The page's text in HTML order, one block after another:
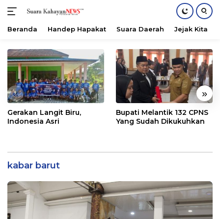
konten
Beranda Handep Hapakat Suara Daerah Jejak Kita
« »
Gerakan Langit Biru,
Indonesia Asri
Bupati Melantik 132 CPNS
Yang Sudah Dikukuhkan
kabar barut